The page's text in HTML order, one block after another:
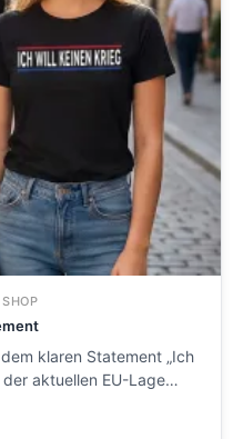
Shirt - Statement
klaren Statement „Ich
der aktuellen EU-Lage…